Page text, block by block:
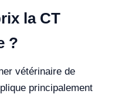
la CT
?
vétérinaire de
principalement